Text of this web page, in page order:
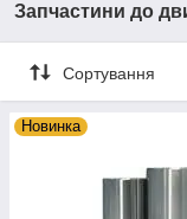
Запчастини до
Сортування
Новинка